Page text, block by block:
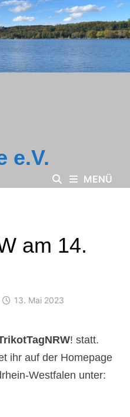
e.V.
MENÜ
am 14.
13. Mai 2023
! statt.
ihr auf der Homepage
Westfalen unter: